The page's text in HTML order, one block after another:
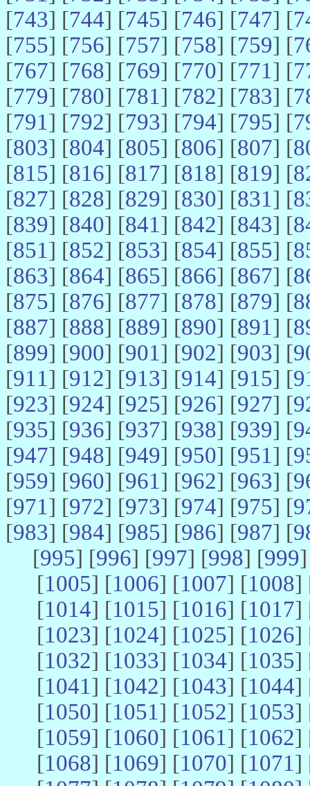
[743] [744] [745] [746] [747] [
[755] [756] [757] [758] [759] [
[767] [768] [769] [770] [771] [
[779] [780] [781] [782] [783] [
[791] [792] [793] [794] [795] [
[803] [804] [805] [806] [807] [
[815] [816] [817] [818] [819] [
[827] [828] [829] [830] [831] [
[839] [840] [841] [842] [843] [
[851] [852] [853] [854] [855] [
[863] [864] [865] [866] [867] [
[875] [876] [877] [878] [879] [
[887] [888] [889] [890] [891] [
[899] [900] [901] [902] [903] [
[911] [912] [913] [914] [915] [
[923] [924] [925] [926] [927] [
[935] [936] [937] [938] [939] [
[947] [948] [949] [950] [951] [
[959] [960] [961] [962] [963] [
[971] [972] [973] [974] [975] [
[983] [984] [985] [986] [987] [
[995] [996] [997] [998] [999
[1005] [1006] [1007] [1008]
[1014] [1015] [1016] [1017]
[1023] [1024] [1025] [1026]
[1032] [1033] [1034] [1035]
[1041] [1042] [1043] [1044]
[1050] [1051] [1052] [1053]
[1059] [1060] [1061] [1062]
[1068] [1069] [1070] [1071]